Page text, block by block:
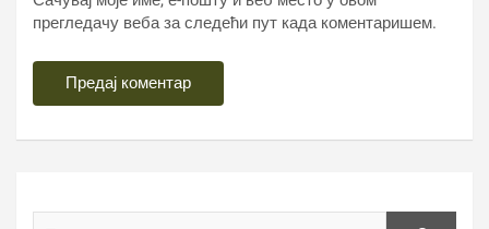
прегледачу веба за следећи пут када коментаришем.